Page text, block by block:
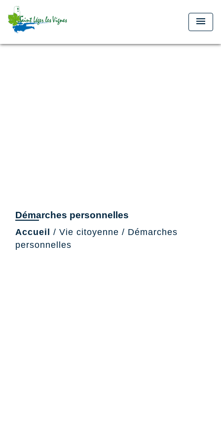
menu
Démarches personnelles
Accueil / Vie citoyenne / Démarches
personnelles